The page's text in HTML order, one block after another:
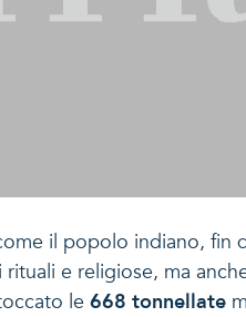
il popolo indiano, fin
e religiose, ma
le668 tonnellate